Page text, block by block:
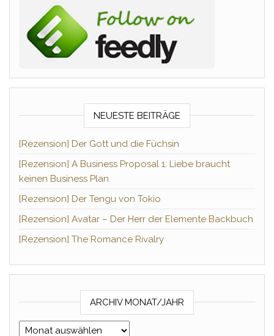
NEUESTE BEITRÄGE
[Rezension] Der Gott und die Füchsin
[Rezension] A Business Proposal 1: Liebe braucht
keinen Business Plan
[Rezension] Der Tengu von Tokio
[Rezension] Avatar – Der Herr der Elemente Backbuch
[Rezension] The Romance Rivalry
ARCHIV MONAT/JAHR
Archiv Monat/Jahr